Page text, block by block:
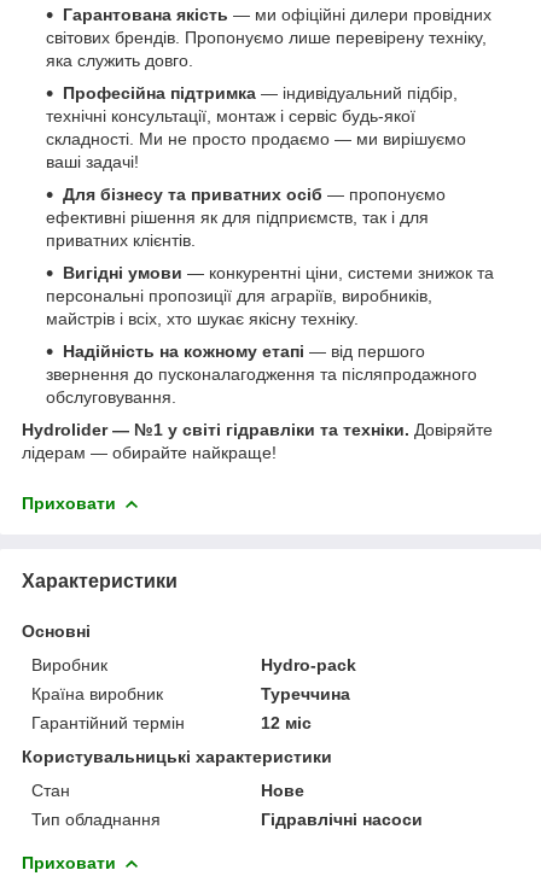
Гарантована якість — ми офіційні дилери провідних
світових брендів. Пропонуємо лише перевірену техніку,
яка служить довго.
Професійна підтримка — індивідуальний підбір,
технічні консультації, монтаж і сервіс будь-якої
складності. Ми не просто продаємо — ми вирішуємо
ваші задачі!
Для бізнесу та приватних осіб — пропонуємо
ефективні рішення як для підприємств, так і для
приватних клієнтів.
Вигідні умови — конкурентні ціни, системи знижок та
персональні пропозиції для аграріїв, виробників,
майстрів і всіх, хто шукає якісну техніку.
Надійність на кожному етапі — від першого
звернення до пусконалагодження та післяпродажного
обслуговування.
Hydrolider — №1 у світі гідравліки та техніки. Довіряйте
лідерам — обирайте найкраще!
Приховати
Характеристики
Основні
Виробник
Hydro-pack
Країна виробник
Туреччина
Гарантійний термін
12 міс
Користувальницькі характеристики
Стан
Нове
Тип обладнання
Гідравлічні насоси
Приховати